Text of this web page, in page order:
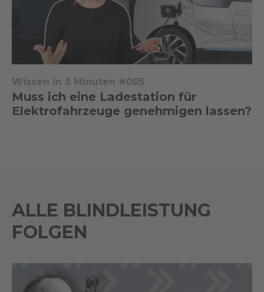
Wissen in 3 Minuten #005
Muss ich eine Ladestation für
Elektrofahrzeuge genehmigen lassen?
ALLE BLINDLEISTUNG
FOLGEN